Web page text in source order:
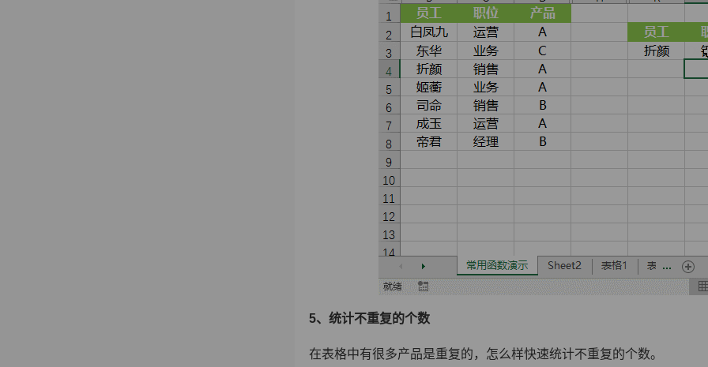
5、统计不重复的个数
在表格中有很多产品是重复的，怎么样快速统计不重复的个数。